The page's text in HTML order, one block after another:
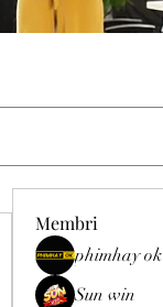
Membri
phimhay ok
Sun win